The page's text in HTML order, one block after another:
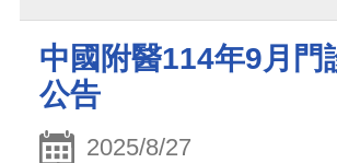
中國附醫114年9月門
公告
2025/8/27